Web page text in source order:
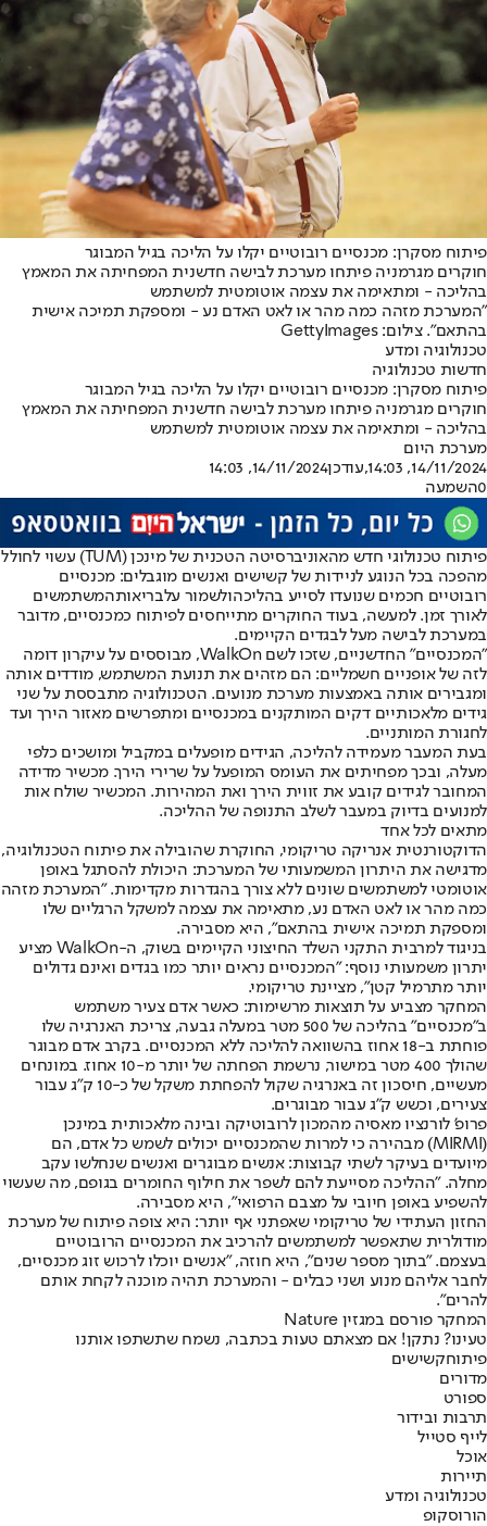
פיתוח מסקרן: מכנסיים רובוטיים יקלו על הליכה בגיל המבוגר
חוקרים מגרמניה פיתחו מערכת לבישה חדשנית המפחיתה את המאמץ
בהליכה - ומתאימה את עצמה אוטומטית למשתמש
"המערכת מזהה כמה מהר או לאט האדם נע - ומספקת תמיכה אישית
בהתאם". צילום: GettyImages
טכנולוגיה ומדע
חדשות טכנולוגיה
פיתוח מסקרן: מכנסיים רובוטיים יקלו על הליכה בגיל המבוגר
חוקרים מגרמניה פיתחו מערכת לבישה חדשנית המפחיתה את המאמץ
בהליכה - ומתאימה את עצמה אוטומטית למשתמש
מערכת היום
14/11/2024, 14:03
,עודכן14/11/2024, 14:03
0השמעה
פיתוח טכנולוגי חדש מהאוניברסיטה הטכנית של מינכן (TUM) עשוי לחולל
מהפכה בכל הנוגע לניידות של קשישים ואנשים מוגבלים: מכנסיים
רובוטיים חכמים שנועדו לסייע בהליכהולשמור עלבריאותהמשתמשים
לאורך זמן. למעשה, בעוד החוקרים מתייחסים לפיתוח כמכנסיים, מדובר
במערכת לבישה מעל לבגדים הקיימים.
"המכנסיים" החדשניים, שזכו לשם WalkOn, מבוססים על עיקרון דומה
לזה של אופניים חשמליים: הם מזהים את תנועת המשתמש, מודדים אותה
ומגבירים אותה באמצעות מערכת מנועים. הטכנולוגיה מתבססת על שני
גידים מלאכותיים דקים המותקנים במכנסיים ומתפרשים מאזור הירך ועד
לחגורת המותניים.
בעת המעבר מעמידה להליכה, הגידים מופעלים במקביל ומושכים כלפי
מעלה, ובכך מפחיתים את העומס המופעל על שרירי הירך. מכשיר מדידה
המחובר לגידים קובע את זווית הירך ואת המהירות. המכשיר שולח אות
למנועים בדיוק במעבר לשלב התנופה של ההליכה.
מתאים לכל אחד
הדוקטורנטית אנריקה טריקומי, החוקרת שהובילה את פיתוח הטכנולוגיה,
מדגישה את היתרון המשמעותי של המערכת: היכולת להסתגל באופן
אוטומטי למשתמשים שונים ללא צורך בהגדרות מקדימות. "המערכת מזהה
כמה מהר או לאט האדם נע, מתאימה את עצמה למשקל הרגליים שלו
ומספקת תמיכה אישית בהתאם", היא מסבירה.
בניגוד למרבית התקני השלד החיצוני הקיימים בשוק, ה-WalkOn מציע
יתרון משמעותי נוסף: "המכנסיים נראים יותר כמו בגדים ואינם גדולים
יותר מתרמיל קטן", מציינת טריקומי.
המחקר מצביע על תוצאות מרשימות: כאשר אדם צעיר משתמש
ב"מכנסיים" בהליכה של 500 מטר במעלה גבעה, צריכת האנרגיה שלו
פוחתת ב-18 אחוז בהשוואה להליכה ללא המכנסיים. בקרב אדם מבוגר
שהולך 400 מטר במישור, נרשמת הפחתה של יותר מ-10 אחוז. במונחים
מעשיים, חיסכון זה באנרגיה שקול להפחתת משקל של כ-10 ק"ג עבור
צעירים, וכשש ק"ג עבור מבוגרים.
פרופ' לורנציו מאסיה מהמכון לרובוטיקה ובינה מלאכותית במינכן
(MIRMI) מבהירה כי למרות שהמכנסיים יכולים לשמש כל אדם, הם
מיועדים בעיקר לשתי קבוצות: אנשים מבוגרים ואנשים שנחלשו עקב
מחלה. "ההליכה מסייעת להם לשפר את חילוף החומרים בגופם, מה שעשוי
להשפיע באופן חיובי על מצבם הרפואי", היא מסבירה.
החזון העתידי של טריקומי שאפתני אף יותר: היא צופה פיתוח של מערכת
מודולרית שתאפשר למשתמשים להרכיב את המכנסיים הרובוטיים
בעצמם. "בתוך מספר שנים", היא חוזה, "אנשים יוכלו לרכוש זוג מכנסיים,
לחבר אליהם מנוע ושני כבלים - והמערכת תהיה מוכנה לקחת אותם
להרים".
המחקר פורסם במגזין Nature
טעינו? נתקן! אם מצאתם טעות בכתבה, נשמח שתשתפו אותנו
פיתוחקשישים
מדורים
ספורט
תרבות ובידור
לייף סטייל
אוכל
תיירות
טכנולוגיה ומדע
הורוסקופ